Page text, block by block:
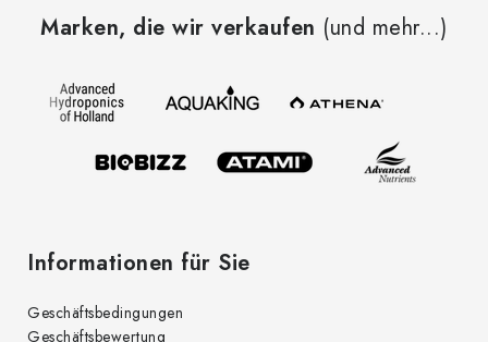
Marken, die wir verkaufen (und mehr...)
Informationen für Sie
Geschäftsbedingungen
Geschäftsbewertung